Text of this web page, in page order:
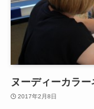
ヌーディーカラ
2017年2月8日